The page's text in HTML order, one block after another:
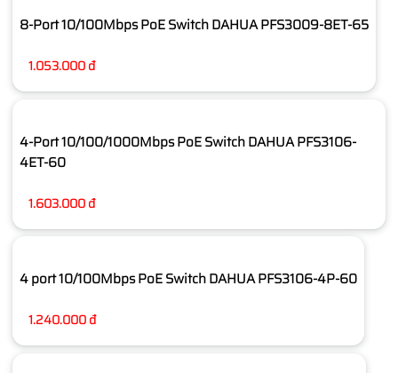
8-Port 10/100Mbps PoE Switch DAHUA PFS3009-8ET-65
1.053.000 đ
4-Port 10/100/1000Mbps PoE Switch DAHUA PFS3106-
4ET-60
1.603.000 đ
4 port 10/100Mbps PoE Switch DAHUA PFS3106-4P-60
1.240.000 đ